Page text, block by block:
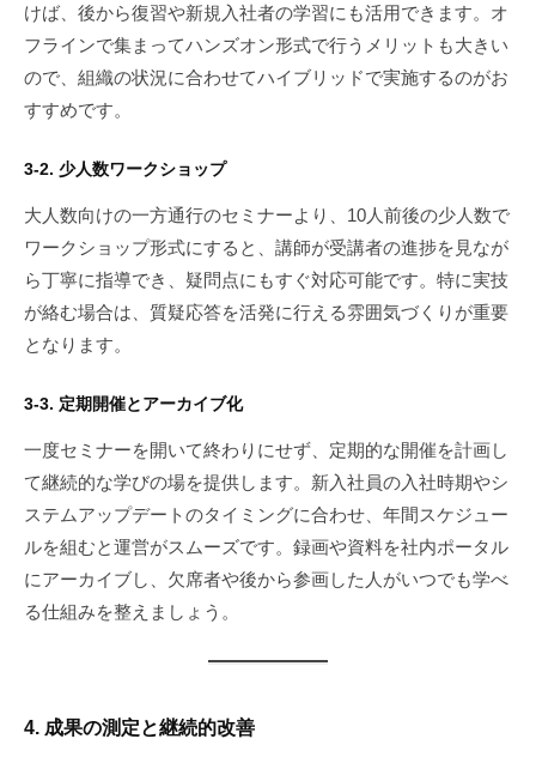
けば、後から復習や新規入社者の学習にも活用できます。オ
フラインで集まってハンズオン形式で行うメリットも大きい
ので、組織の状況に合わせてハイブリッドで実施するのがお
すすめです。
3-2. 少人数ワークショップ
大人数向けの一方通行のセミナーより、10人前後の少人数で
ワークショップ形式にすると、講師が受講者の進捗を見なが
ら丁寧に指導でき、疑問点にもすぐ対応可能です。特に実技
が絡む場合は、質疑応答を活発に行える雰囲気づくりが重要
となります。
3-3. 定期開催とアーカイブ化
一度セミナーを開いて終わりにせず、定期的な開催を計画し
て継続的な学びの場を提供します。新入社員の入社時期やシ
ステムアップデートのタイミングに合わせ、年間スケジュー
ルを組むと運営がスムーズです。録画や資料を社内ポータル
にアーカイブし、欠席者や後から参画した人がいつでも学べ
る仕組みを整えましょう。
4. 成果の測定と継続的改善